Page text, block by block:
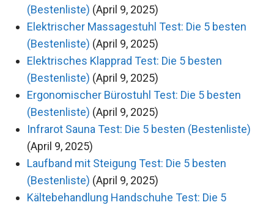
(Bestenliste) (April 9, 2025)
Elektrischer Massagestuhl Test: Die 5 besten
(Bestenliste) (April 9, 2025)
Elektrisches Klapprad Test: Die 5 besten
(Bestenliste) (April 9, 2025)
Ergonomischer Bürostuhl Test: Die 5 besten
(Bestenliste) (April 9, 2025)
Infrarot Sauna Test: Die 5 besten (Bestenliste)
(April 9, 2025)
Laufband mit Steigung Test: Die 5 besten
(Bestenliste) (April 9, 2025)
Kältebehandlung Handschuhe Test: Die 5